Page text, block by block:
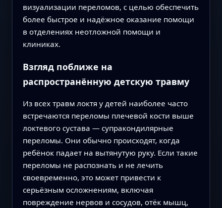
визуализации переломов, с целью обеспечить
более быстрое и надёжное оказание помощи
в отделениях неотложной помощи и
клиниках.
Взгляд поближе на
распространённую детскую травму
Из всех травм локтя у детей наиболее часто
встречаются переломы плечевой кости выше
локтевого сустава — супракондилярные
переломы. Они обычно происходят, когда
ребёнок падает на вытянутую руку. Если такие
переломы не распознать и не лечить
своевременно, это может привести к
серьёзным осложнениям, включая
повреждение нервов и сосудов, отёк мышц,